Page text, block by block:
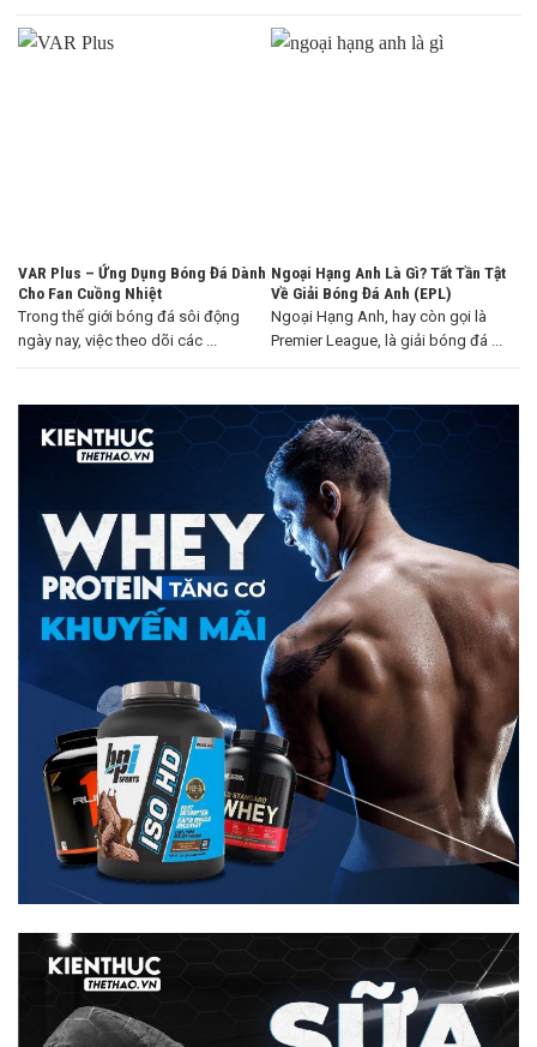
VAR Plus – Ứng Dụng Bóng Đá Dành
Cho Fan Cuồng Nhiệt
Trong thế giới bóng đá sôi động
ngày nay, việc theo dõi các ...
Ngoại Hạng Anh Là Gì? Tất Tần Tật
Về Giải Bóng Đá Anh (EPL)
Ngoại Hạng Anh, hay còn gọi là
Premier League, là giải bóng đá ...